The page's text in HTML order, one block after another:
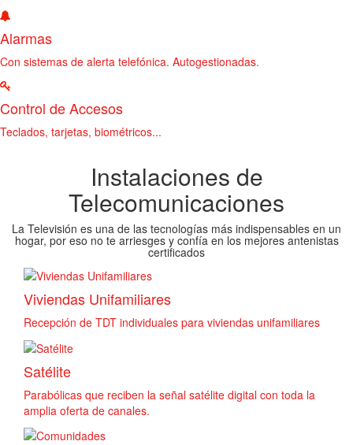
Alarmas
Con sistemas de alerta telefónica. Autogestionadas.
Control de Accesos
Teclados, tarjetas, biométricos...
Instalaciones de
Telecomunicaciones
La Televisión es una de las tecnologías más indispensables en un
hogar, por eso no te arriesges y confía en los mejores antenistas
certificados
Viviendas Unifamiliares
Recepción de TDT individuales para viviendas unifamiliares
Satélite
Parabólicas que reciben la señal satélite digital con toda la
amplia oferta de canales.